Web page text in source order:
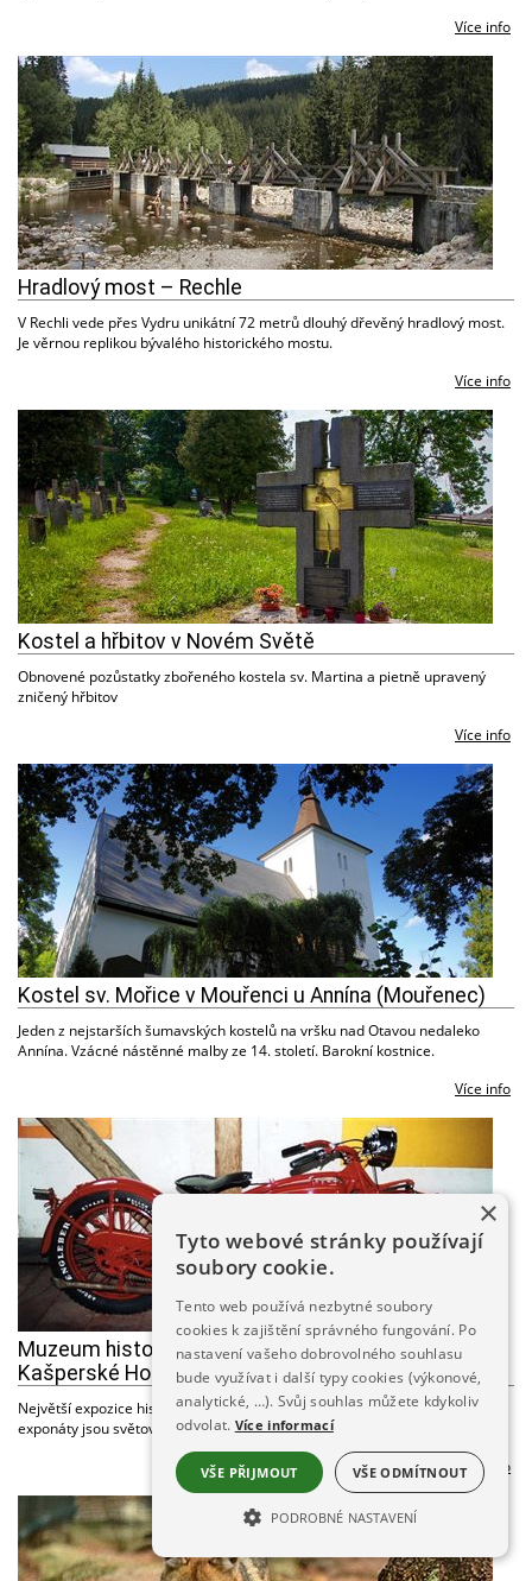
Více info
Hradlový most – Rechle
V Rechli vede přes Vydru unikátní 72 metrů dlouhý dřevěný hradlový most.
Je věrnou replikou bývalého historického mostu.
Více info
Kostel a hřbitov v Novém Světě
Obnovené pozůstatky zbořeného kostela sv. Martina a pietně upravený
zničený hřbitov
Více info
Kostel sv. Mořice v Mouřenci u Annína (Mouřenec)
Jeden z nejstarších šumavských kostelů na vršku nad Otavou nedaleko
Annína. Vzácné nástěnné malby ze 14. století. Barokní kostnice.
Více info
Muzeum historických motocyklů a jízdních kol
Kašperské Hory
Největší expozice historických motocyklů v ČR. Některé vystavené
exponáty jsou světovými unikáty.
Více info
×
Tyto webové stránky používají
soubory cookie.
Tento web používá nezbytné soubory
cookies k zajištění správného fungování. Po
nastavení vašeho dobrovolného souhlasu
bude využívat i další typy cookies (výkonové,
analytické, …). Svůj souhlas můžete kdykoliv
odvolat. Více informací
VŠE PŘIJMOUT VŠE ODMÍTNOUT
PODROBNÉ NASTAVENÍ
NEZBYTNĚ NUTNÉ SOUBORY